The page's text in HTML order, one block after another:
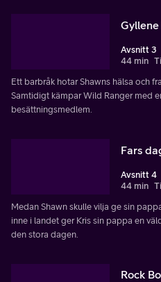
Avsnitt 3
44 min
Ett barbråk hotar Shawns hälsa och
Samtidigt kämpar Wild Ranger med
besättningsmedlem.
Fars
Avsnitt 4
44 min
Medan Shawn skulle vilja ge sin
inne i landet ger Kris sin pappa en
den stora dagen.
Rock